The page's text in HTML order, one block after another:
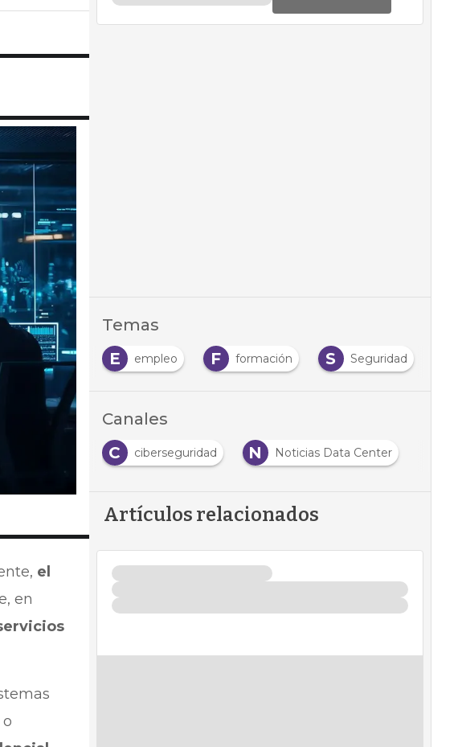
el
en
Temas
ciberseguridad E empleo F formación S Seguridad
Canales
C
ciberseguridad N Noticias Data Center
Artículos relacionados